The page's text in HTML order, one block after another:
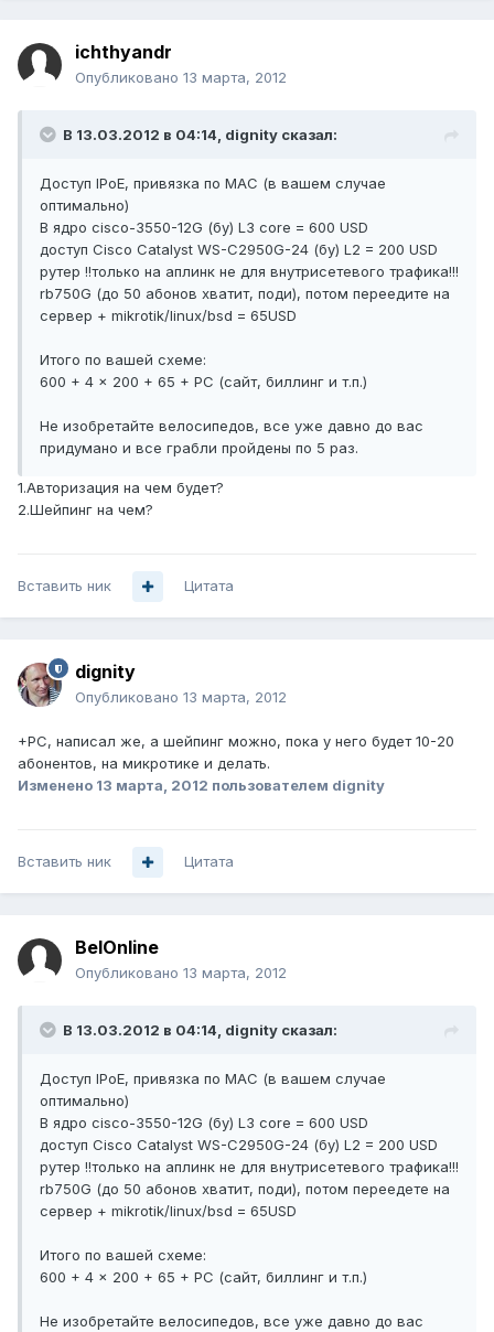
ichthyandr
Опубликовано 13 марта, 2012
В 13.03.2012 в 04:14, dignity сказал:
Доступ IPoE, привязка по MAC (в вашем случае
оптимально)
В ядро cisco-3550-12G (бу) L3 core = 600 USD
доступ Cisco Catalyst WS-C2950G-24 (бу) L2 = 200 USD
рутер !!только на аплинк не для внутрисетевого трафика!!!
rb750G (до 50 абонов хватит, поди), потом переедите на
сервер + mikrotik/linux/bsd = 65USD
Итого по вашей схеме:
600 + 4 x 200 + 65 + PC (сайт, биллинг и т.п.)
Не изобретайте велосипедов, все уже давно до вас
придумано и все грабли пройдены по 5 раз.
1.Авторизация на чем будет?
2.Шейпинг на чем?
Вставить ник Цитата
dignity
Опубликовано 13 марта, 2012
+PC, написал же, а шейпинг можно, пока у него будет 10-20
абонентов, на микротике и делать.
Изменено 13 марта, 2012 пользователем dignity
Вставить ник Цитата
BelOnline
Опубликовано 13 марта, 2012
В 13.03.2012 в 04:14, dignity сказал:
Доступ IPoE, привязка по MAC (в вашем случае
оптимально)
В ядро cisco-3550-12G (бу) L3 core = 600 USD
доступ Cisco Catalyst WS-C2950G-24 (бу) L2 = 200 USD
рутер !!только на аплинк не для внутрисетевого трафика!!!
rb750G (до 50 абонов хватит, поди), потом переедете на
сервер + mikrotik/linux/bsd = 65USD
Итого по вашей схеме:
600 + 4 x 200 + 65 + PC (сайт, биллинг и т.п.)
Не изобретайте велосипедов, все уже давно до вас